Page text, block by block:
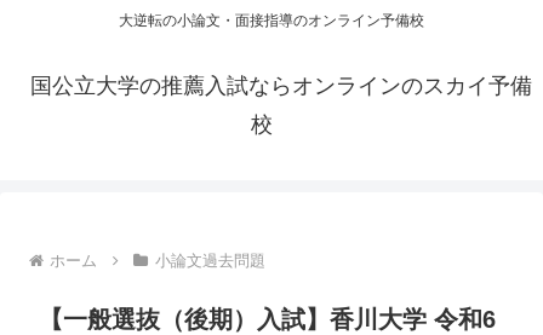
大逆転の小論文・面接指導のオンライン予備校
国公立大学の推薦入試ならオンラインのスカイ予備
校
ホーム 小論文過去問題
【一般選抜（後期）入試】香川大学 令和6